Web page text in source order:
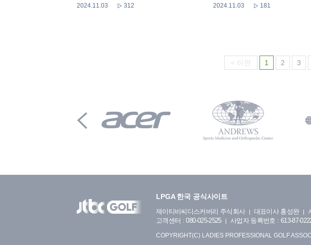
2024.11.03 312 2024.11.03 181
< 이전 1 2 3
LPGA 한국 공식사이트
제이티비씨디스커버리 주식회사 대표이사 홍성완
고객센터 : 080-025-2525
사업자 등록번호 : 613-87-
COPYRIGHT(C) LADIES PROFESSIONAL GOLF